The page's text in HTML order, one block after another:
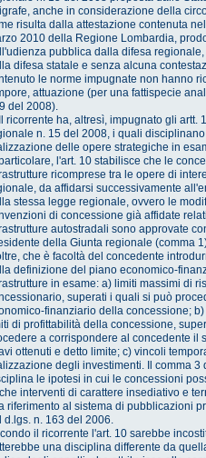
anche in considerazione della
risulta dalla attestazione contenuta
2010 della Regione Lombardia,
pubblica dalla difesa
difesa statale e senza alcuna
le norme impugnate non hanno
attuazione (per una fattispecie
del 2008).
ricorrente ha, altresì, impugnato gli artt.
n. 15 del 2008, i quali
delle opere strategiche in
l'art. 10 stabilisce che le
ricomprese tra le opere di
da affidarsi successivamente
stessa legge regionale, ovvero le
di concessione già affidate
autostradali sono approvate
della Giunta regionale (comma
che è facoltà del concedente
definizione del piano economico-
in esame: a) limiti massimi di
superati i quali si può
finanziario della concessione;
di profittabilità della concessione,
a corrispondere al concedente il
ottenuti e detto limite; c) vincoli
degli investimenti. Il comma 3
le ipotesi in cui le concessioni
interventi di carattere insediativo e
riferimento al sistema di pubblicazioni
d.lgs. n. 163 del 2006.
il ricorrente l'art. 10 sarebbe
una disciplina differente da